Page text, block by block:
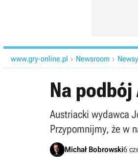
www.gry-online.pl  Newsroom 
Na
Austriacki wydawca
Przypomnijmy, że w
Michał Bobrowski6